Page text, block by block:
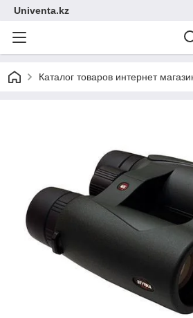
Univenta.kz
Каталог товаров интернет